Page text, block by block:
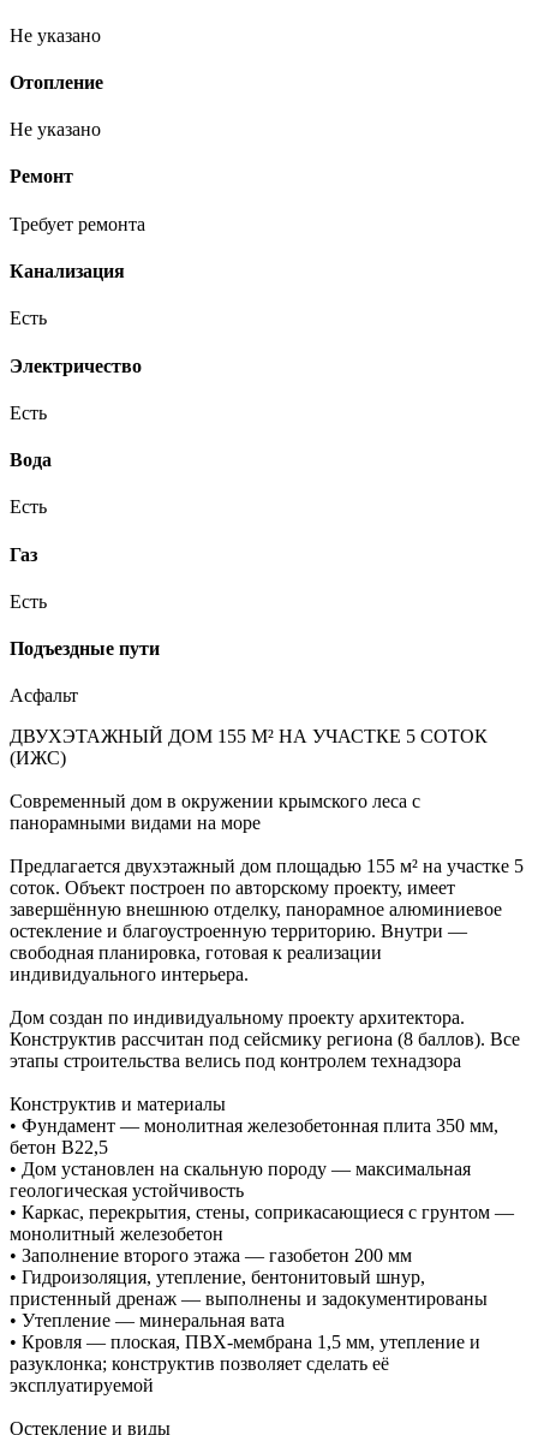
Не указано
Отопление
Не указано
Ремонт
Требует ремонта
Канализация
Есть
Электричество
Есть
Вода
Есть
Газ
Есть
Подъездные пути
Асфальт
ДВУХЭТАЖНЫЙ ДОМ 155 М² НА УЧАСТКЕ 5 СОТОК
(ИЖС)
Современный дом в окружении крымского леса с
панорамными видами на море
Предлагается двухэтажный дом площадью 155 м² на участке 5
соток. Объект построен по авторскому проекту, имеет
завершённую внешнюю отделку, панорамное алюминиевое
остекление и благоустроенную территорию. Внутри —
свободная планировка, готовая к реализации
индивидуального интерьера.
Дом создан по индивидуальному проекту архитектора.
Конструктив рассчитан под сейсмику региона (8 баллов). Все
этапы строительства велись под контролем технадзора
Конструктив и материалы
• Фундамент — монолитная железобетонная плита 350 мм,
бетон В22,5
• Дом установлен на скальную породу — максимальная
геологическая устойчивость
• Каркас, перекрытия, стены, соприкасающиеся с грунтом —
монолитный железобетон
• Заполнение второго этажа — газобетон 200 мм
• Гидроизоляция, утепление, бентонитовый шнур,
пристенный дренаж — выполнены и задокументированы
• Утепление — минеральная вата
• Кровля — плоская, ПВХ‑мембрана 1,5 мм, утепление и
разуклонка; конструктив позволяет сделать её
эксплуатируемой
Остекление и виды